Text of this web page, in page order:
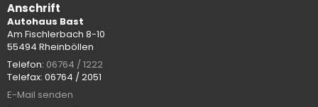
Anschrift
Autohaus Bast
Am Fischlerbach 8-10
55494 Rheinböllen
Telefon: 06764 / 1222
Telefax: 06764 / 2051
E-Mail senden